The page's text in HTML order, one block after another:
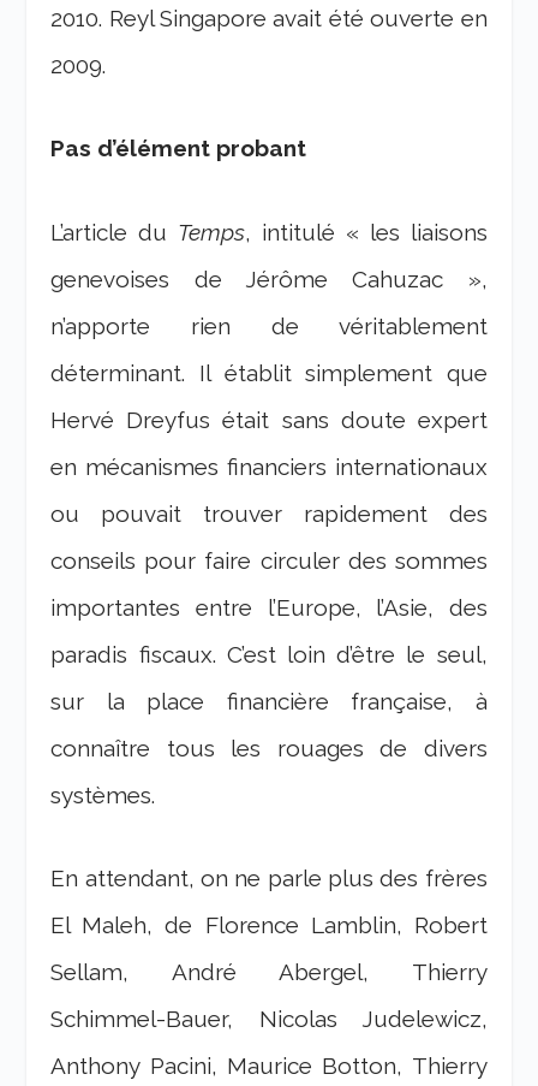
2010. Reyl Singapore avait été ouverte en
2009.
Pas d’élément probant
L’article du Temps, intitulé « les liaisons
genevoises de Jérôme Cahuzac »,
n’apporte rien de véritablement
déterminant. Il établit simplement que
Hervé Dreyfus était sans doute expert
en mécanismes financiers internationaux
ou pouvait trouver rapidement des
conseils pour faire circuler des sommes
importantes entre l’Europe, l’Asie, des
paradis fiscaux. C’est loin d’être le seul,
sur la place financière française, à
connaître tous les rouages de divers
systèmes.
En attendant, on ne parle plus des frères
El Maleh, de Florence Lamblin, Robert
Sellam, André Abergel, Thierry
Schimmel-Bauer, Nicolas Judelewicz,
Anthony Pacini, Maurice Botton, Thierry